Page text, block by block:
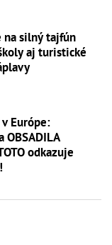
na silný tajfún
aj turistické
v Európe:
OBSADILA
odkazuje